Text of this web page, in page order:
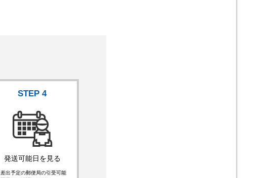
STEP4
発送可能日を見る
差出予定の郵便局の引受可能